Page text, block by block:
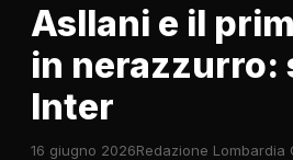
Asllani e il
in nerazzurro:
Inter
16 giugno 2026Redazione Lombardia